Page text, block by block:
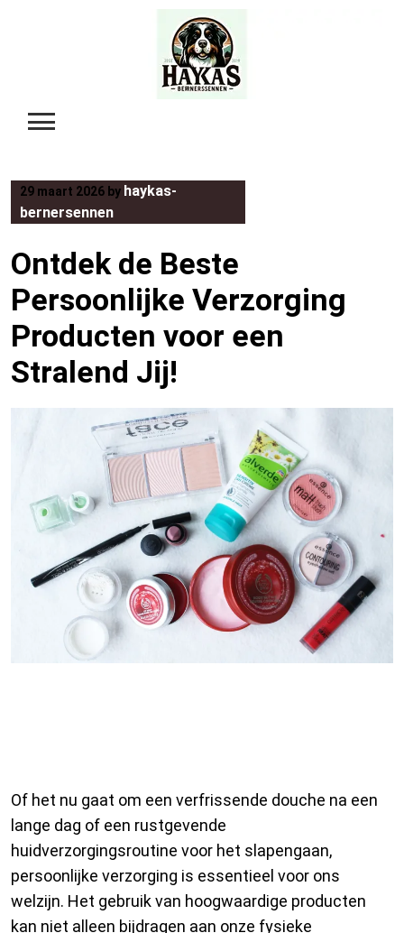
29 maart 2026 by haykas-
bernersennen
Ontdek de Beste
Persoonlijke Verzorging
Producten voor een
Stralend Jij!
Of het nu gaat om een verfrissende douche na een
lange dag of een rustgevende
huidverzorgingsroutine voor het slapengaan,
persoonlijke verzorging is essentieel voor ons
welzijn. Het gebruik van hoogwaardige producten
kan niet alleen bijdragen aan onze fysieke